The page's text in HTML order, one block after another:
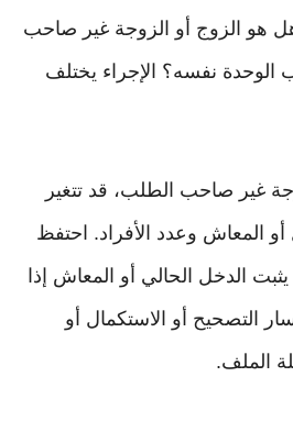
هو الزوج أو الزوجة غير صاحب
نفسه؟ الإجراء يختلف
غير صاحب الطلب، قد تتغير
أو المعاش وعدد الأفراد. احتفظ
الدخل الحالي أو المعاش إذا
التصحيح أو الاستكمال أو
الملف.